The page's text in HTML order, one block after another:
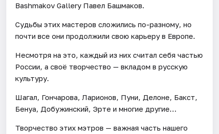
Bashmakov Gallery Павел Башмаков.
Судьбы этих мастеров сложились по-разному, но
почти все они продолжили свою карьеру в Европе.
Несмотря на это, каждый из них считал себя частью
России, а своё творчество — вкладом в русскую
культуру.
Шагал, Гончарова, Ларионов, Пуни, Делоне, Бакст,
Бенуа, Добужинский, Эрте и многие другие…
Творчество этих мэтров — важная часть нашего